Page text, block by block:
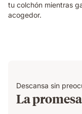
tu colchón mientras
acogedor.
Descansa sin
La